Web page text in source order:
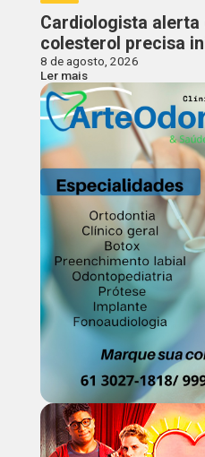
Cardiologista alerta
colesterol precisa
8 de agosto, 2026
Ler mais